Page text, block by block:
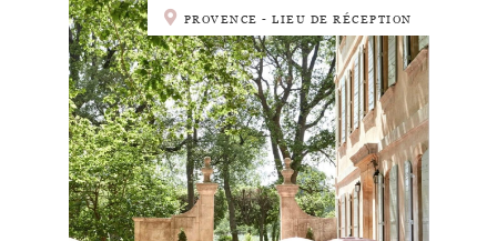
PROVENCE - LIEU DE RÉCEPTION